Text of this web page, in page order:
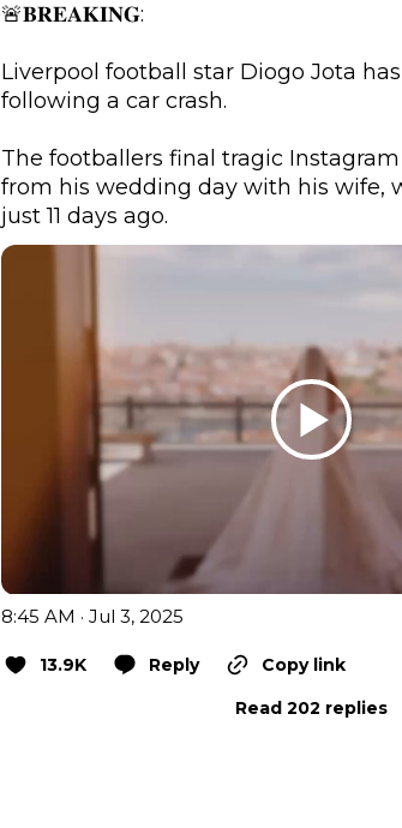
🚨𝐁𝐑𝐄𝐀𝐊𝐈𝐍𝐆:
Liverpool football star Diogo Jota
following a car crash.
The footballers final tragic
from his wedding day with his wife,
just 11 days ago.
8:45 AM · Jul 3, 2025
13.9K Reply
Copy link
Read 202 replies